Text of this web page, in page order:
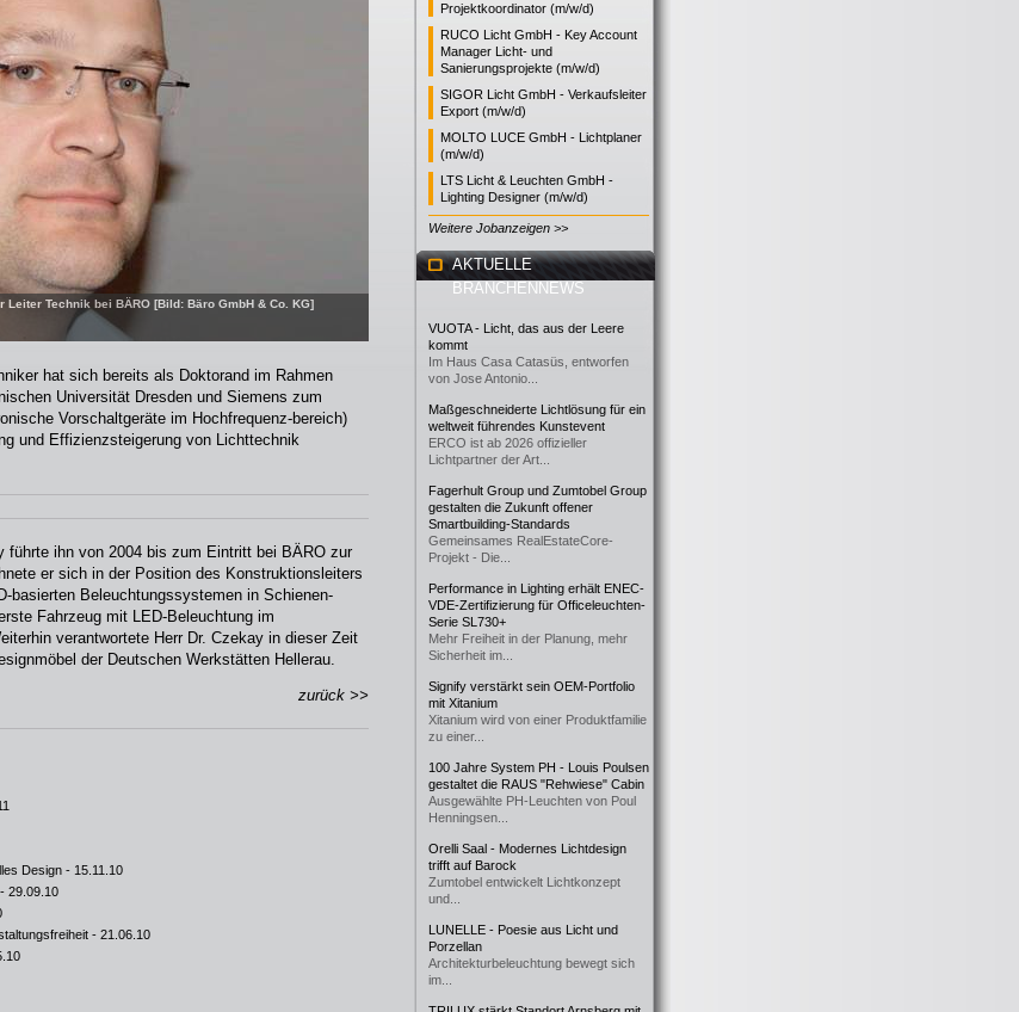
Technik bei BÄRO [Bild: Bäro GmbH & Co. KG]
hat sich bereits als Doktorand im Rahmen
Universität Dresden und Siemens zum
Vorschaltgeräte im Hochfrequenz-bereich)
und Effizienzsteigerung von Lichttechnik
führte ihn von 2004 bis zum Eintritt bei BÄRO zur
er sich in der Position des Konstruktionsleiters
basierten Beleuchtungssystemen in Schienen-
Fahrzeug mit LED-Beleuchtung im
verantwortete Herr Dr. Czekay in dieser Zeit
der Deutschen Werkstätten Hellerau.
zurück >>
Design - 15.11.10
- 29.09.10
- 21.06.10
Projektkoordinator (m/w/d)
RUCO Licht GmbH - Key Account
Manager Licht- und
Sanierungsprojekte (m/w/d)
SIGOR Licht GmbH - Verkaufsleiter
Export (m/w/d)
MOLTO LUCE GmbH - Lichtplaner
(m/w/d)
LTS Licht & Leuchten GmbH -
Lighting Designer (m/w/d)
Weitere Jobanzeigen >>
AKTUELLE
BRANCHENNEWS
VUOTA - Licht, das aus der Leere
kommt
Im Haus Casa Catasüs, entworfen
von Jose Antonio...
Maßgeschneiderte Lichtlösung für ein
weltweit führendes Kunstevent
ERCO ist ab 2026 offizieller
Lichtpartner der Art...
Fagerhult Group und Zumtobel Group
gestalten die Zukunft offener
Smartbuilding-Standards
Gemeinsames RealEstateCore-
Projekt - Die...
Performance in Lighting erhält ENEC-
VDE-Zertifizierung für Officeleuchten-
Serie SL730+
Mehr Freiheit in der Planung, mehr
Sicherheit im...
Signify verstärkt sein OEM-Portfolio
mit Xitanium
Xitanium wird von einer Produktfamilie
zu einer...
100 Jahre System PH - Louis Poulsen
gestaltet die RAUS "Rehwiese" Cabin
Ausgewählte PH-Leuchten von Poul
Henningsen...
Orelli Saal - Modernes Lichtdesign
trifft auf Barock
Zumtobel entwickelt Lichtkonzept
und...
LUNELLE - Poesie aus Licht und
Porzellan
Architekturbeleuchtung bewegt sich
im...